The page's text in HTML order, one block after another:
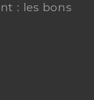
: les bons